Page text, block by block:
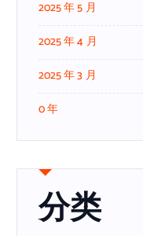
2025 年 5 月
2025 年 4 月
2025 年 3 月
0 年
分类